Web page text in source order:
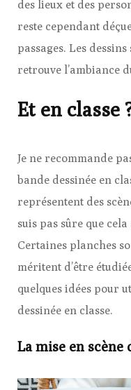
des lieux et des
reste cependant
passages. Les
retrouve l’ambiance
Et en classe
Je ne recommande
bande dessinée en
représentent des
suis pas sûre que
Certaines planches
méritent d’être
quelques idées pour
dessinée en classe.
La mise en scène